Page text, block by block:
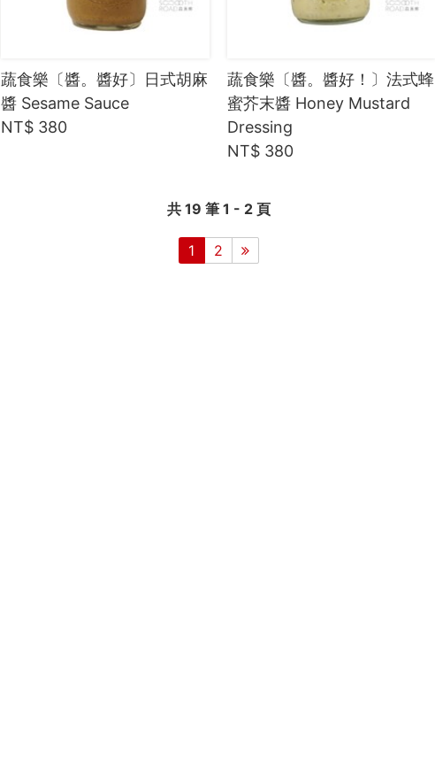
蔬食樂〔醬。醬好〕日式胡麻
醬 Sesame Sauce
NT$ 380
蔬食樂〔醬。醬好！〕法式蜂
蜜芥末醬 Honey Mustard
Dressing
NT$ 380
共 19 筆 1 - 2 頁
1 2